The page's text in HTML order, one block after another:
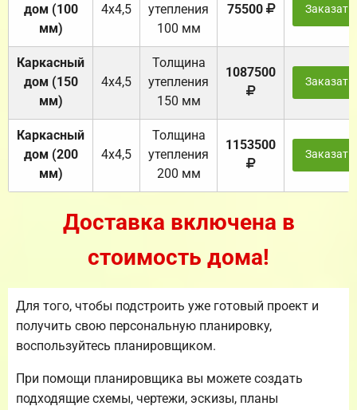
дом (100
мм)
4х4,5
утепления
100 мм
75500 Заказать
Каркасный
дом (150
мм)
4х4,5
Толщина
утепления
150 мм
1087500
Заказать
Каркасный
дом (200
мм)
4х4,5
Толщина
утепления
200 мм
1153500
Заказать
Доставка включена в
стоимость дома!
Для того, чтобы подстроить уже готовый проект и
получить свою персональную планировку,
воспользуйтесь планировщиком.
При помощи планировщика вы можете создать
подходящие схемы, чертежи, эскизы, планы